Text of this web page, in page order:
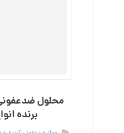
محلول
برنده